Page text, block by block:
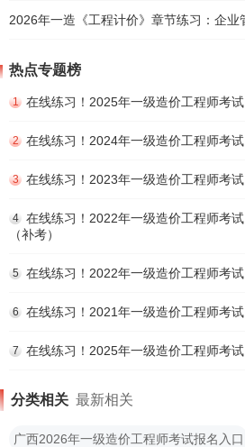
2026年一造《工程计价》章节练习：企业
热点专题榜
1 在线练习！2025年一级造价工程师考
2 在线练习！2024年一级造价工程师考
3 在线练习！2023年一级造价工程师考
4
在线练习！2022年一级造价工程师考
（补考）
5 在线练习！2022年一级造价工程师考
6 在线练习！2021年一级造价工程师考
7 在线练习！2025年一级造价工程师考
分类相关 最新相关
广西2026年一级造价工程师考试报名入口